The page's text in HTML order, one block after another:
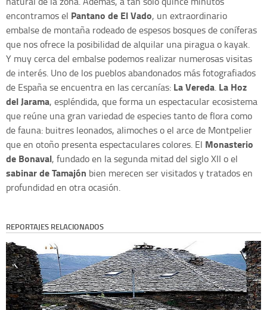
encontramos el Pantano de El Vado, un extraordinario
embalse de montaña rodeado de espesos bosques de coníferas
que nos ofrece la posibilidad de alquilar una piragua o kayak.
Y muy cerca del embalse podemos realizar numerosas visitas
de interés. Uno de los pueblos abandonados más fotografiados
de España se encuentra en las cercanías: La Vereda. La Hoz
del Jarama, espléndida, que forma un espectacular ecosistema
que reúne una gran variedad de especies tanto de flora como
de fauna: buitres leonados, alimoches o el arce de Montpelier
que en otoño presenta espectaculares colores. El Monasterio
de Bonaval, fundado en la segunda mitad del siglo XII o el
sabinar de Tamajón bien merecen ser visitados y tratados en
profundidad en otra ocasión.
REPORTAJES RELACIONADOS